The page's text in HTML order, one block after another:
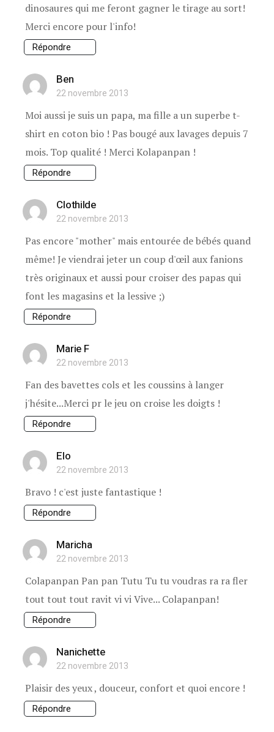
dinosaures qui me feront gagner le tirage au sort!
Merci encore pour l'info!
Répondre
Ben
22 novembre 2013
Moi aussi je suis un papa, ma fille a un superbe t-
shirt en coton bio ! Pas bougé aux lavages depuis 7
mois. Top qualité ! Merci Kolapanpan !
Répondre
Clothilde
22 novembre 2013
Pas encore "mother" mais entourée de bébés quand
même! Je viendrai jeter un coup d'œil aux fanions
très originaux et aussi pour croiser des papas qui
font les magasins et la lessive ;)
Répondre
Marie F
22 novembre 2013
Fan des bavettes cols et les coussins à langer
j'hésite...Merci pr le jeu on croise les doigts !
Répondre
Elo
22 novembre 2013
Bravo ! c'est juste fantastique !
Répondre
Maricha
22 novembre 2013
Colapanpan Pan pan Tutu Tu tu voudras ra ra fler
tout tout tout ravit vi vi Vive... Colapanpan!
Répondre
Nanichette
22 novembre 2013
Plaisir des yeux , douceur, confort et quoi encore !
Répondre